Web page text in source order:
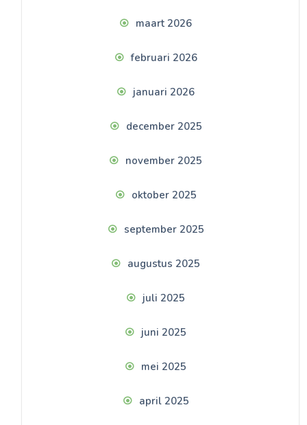
maart 2026
februari 2026
januari 2026
december 2025
november 2025
oktober 2025
september 2025
augustus 2025
juli 2025
juni 2025
mei 2025
april 2025